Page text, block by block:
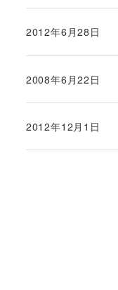
投稿日
2012年6月28日
投稿日
2008年6月22日
投稿日
2012年12月1日